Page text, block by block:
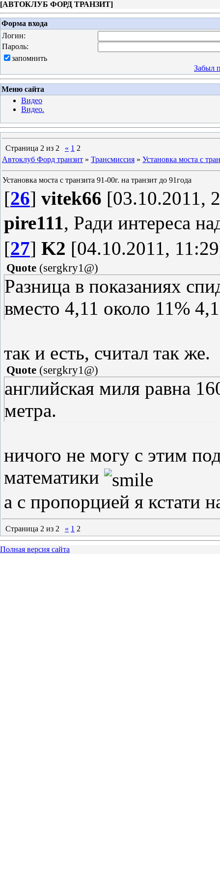
[АВТОКЛУБ ФОРД ТРАНЗИТ]
Форма входа
Логин:
Пароль:
запомнить
Забыл
Меню сайта
Видео
Видео.
Страница 2 из 2 « 1 2
Автоклуб Форд транзит » Трансмиссия » Установка моста с
Установка моста с транзита 91-00г. на транзит до 91года
[26] vitek66 [03.10.2011,
pire111, Ради интереса
[27] K2 [04.10.2011,
Quote (sergkry1@)
Разница в показаниях
вместо 4,11 около 11%
так и есть, считал так же.
Quote (sergkry1@)
английская миля равна
метра.
ничого не могу с этим
математики
а с пропорцией я кстати
Страница 2 из 2 « 1 2
Полная версия сайта